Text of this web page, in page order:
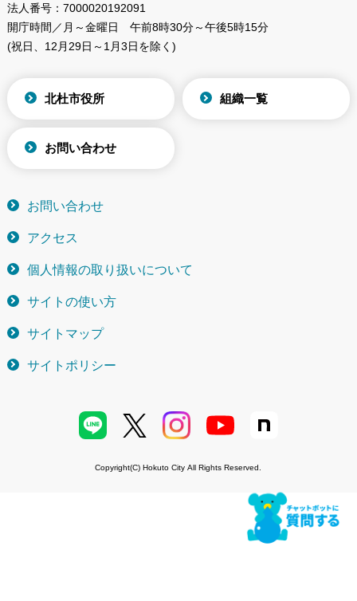
法人番号： 7000020192091
開庁時間／月～金曜日
午前8時30分～午後5時15分
(祝日、12月29日～1月3日を除く)
北杜市役所 組織一覧
お問い合わせ
お問い合わせ
アクセス
個人情報の取り扱いについて
サイトの使い方
サイトマップ
サイトポリシー
Copyright(C) Hokuto City All Rights Reserved.